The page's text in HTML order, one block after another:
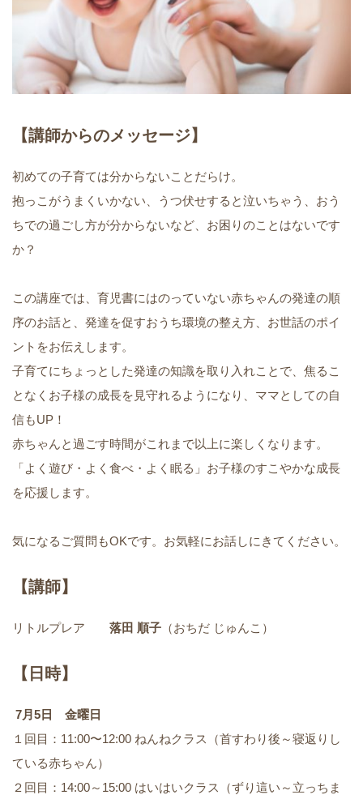
【講師からのメッセージ】
初めての子育ては分からないことだらけ。
抱っこがうまくいかない、うつ伏せすると泣いちゃう、おう
ちでの過ごし方が分からないなど、お困りのことはないです
か？
この講座では、育児書にはのっていない赤ちゃんの発達の順
序のお話と、発達を促すおうち環境の整え方、お世話のポイ
ントをお伝えします。
子育てにちょっとした発達の知識を取り入れことで、焦るこ
となくお子様の成長を見守れるようになり、ママとしての自
信もUP！
赤ちゃんと過ごす時間がこれまで以上に楽しくなります。
「よく遊び・よく食べ・よく眠る」お子様のすこやかな成長
を応援します。
気になるご質問もOKです。お気軽にお話しにきてください。
【講師】
リトルプレア 落田 順子 （おちだ じゅんこ）
【日時】
7月5日 金曜日
１回目：11:00〜12:00 ねんねクラス（首すわり後～寝返りし
ている赤ちゃん）
２回目：14:00～15:00 はいはいクラス（ずり這い～立っちま